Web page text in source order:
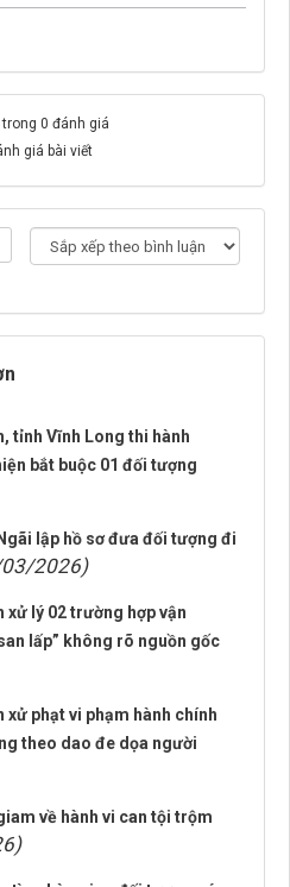
0 đánh giá
giá bài viết
tỉnh Vĩnh Long thi hành
bắt buộc 01 đối tượng
lập hồ sơ đưa đối tượng đi
2026)
xử lý 02 trường hợp vận
lấp” không rõ nguồn gốc
xử phạt vi phạm hành chính
theo dao đe dọa người
về hành vi can tội trộm